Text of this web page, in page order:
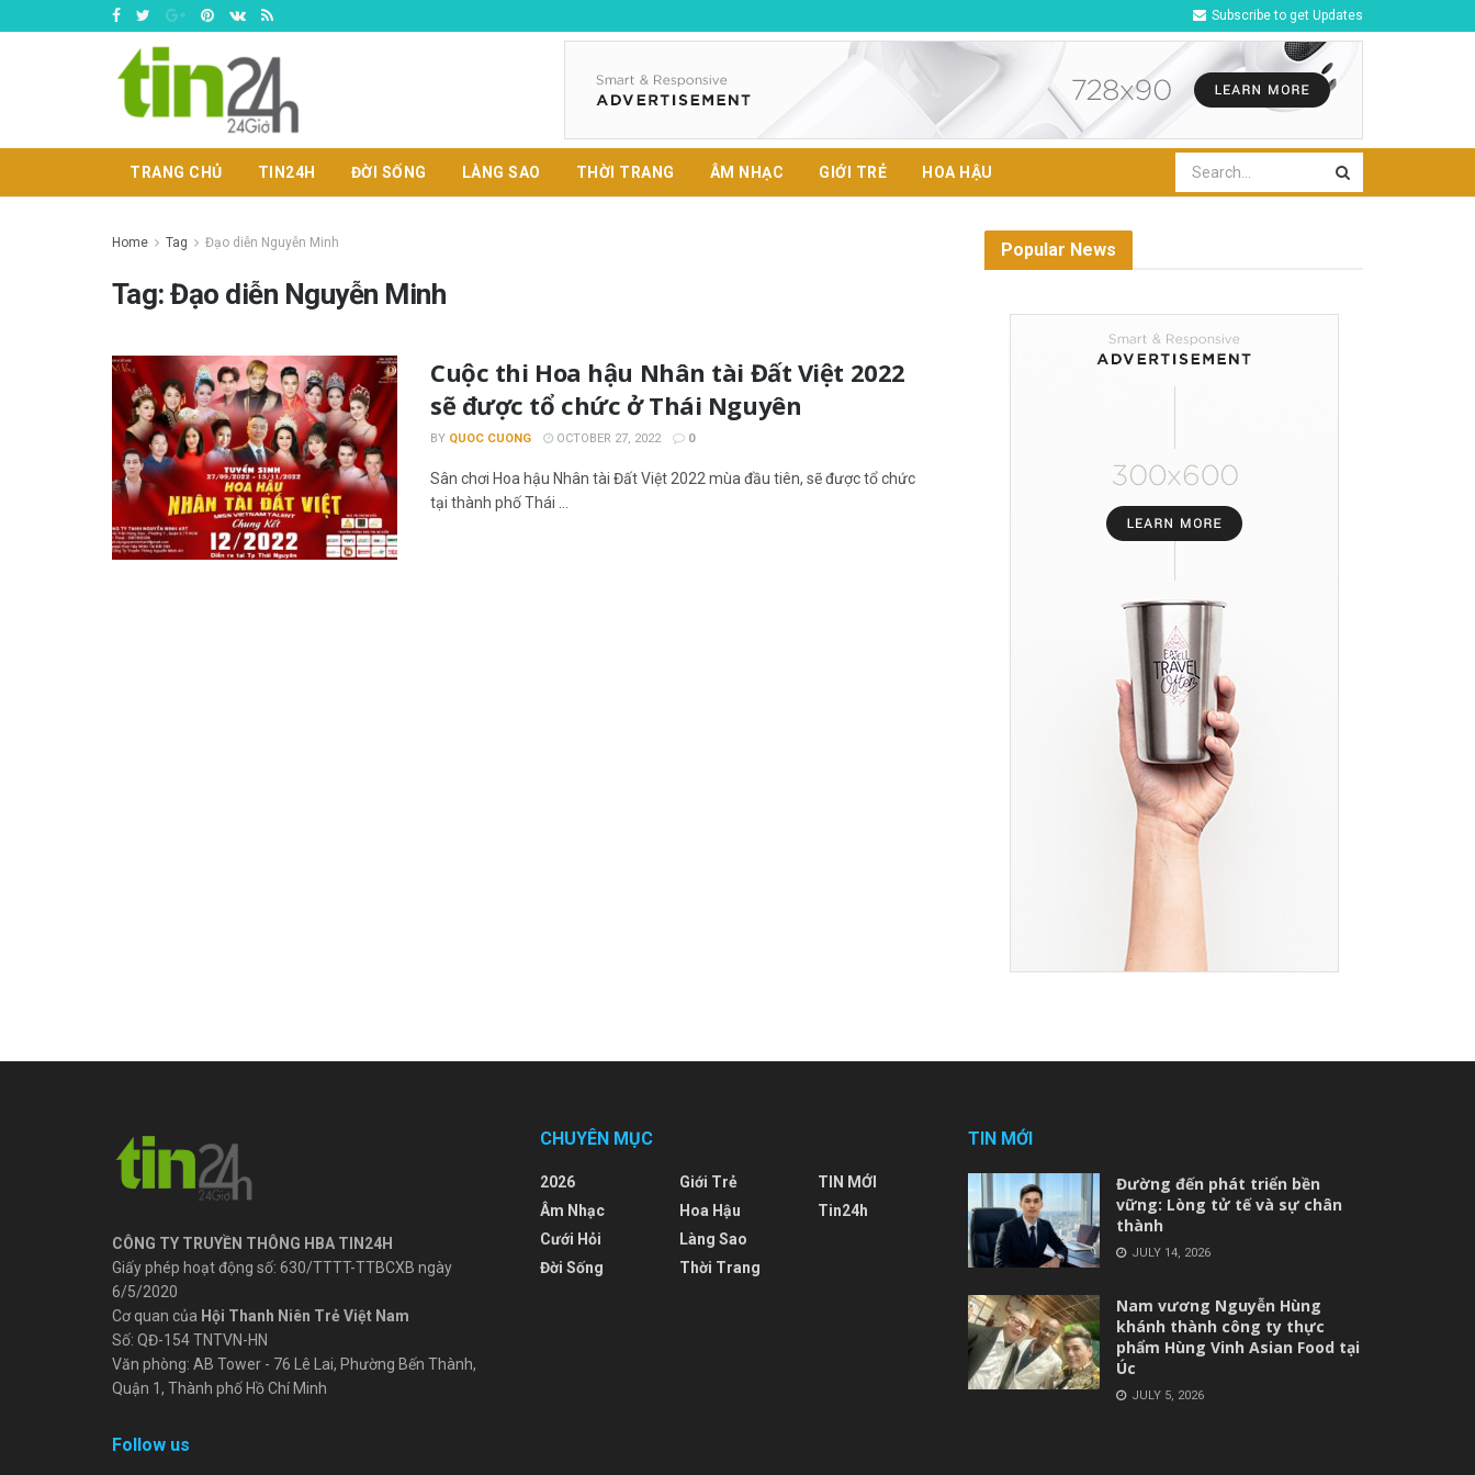
Subscribe to get Updates
TRANG CHỦ TIN24H ĐỜI SỐNG LÀNG SAO THỜI TRANG ÂM NHẠC GIỚI TRẺ HOA HẬU
Home Tag Đạo diễn Nguyễn Minh
Tag:Đạo diễn Nguyễn Minh
Cuộc thi Hoa hậu Nhân tài Đất Việt 2022
sẽ được tổ chức ở Thái Nguyên
BY QUOC CUONG OCTOBER 27, 2022 0
Sân chơi Hoa hậu Nhân tài Đất Việt 2022 mùa đầu tiên, sẽ được tổ chức
tại thành phố Thái ...
Popular News
CÔNG TY TRUYỀN THÔNG HBA TIN24H
Giấy phép hoạt động số: 630/TTTT-TTBCXB ngày
6/5/2020
Cơ quan của Hội Thanh Niên Trẻ Việt Nam
Số: QĐ-154 TNTVN-HN
Văn phòng: AB Tower - 76 Lê Lai, Phường Bến Thành,
Quận 1, Thành phố Hồ Chí Minh
Follow us
CHUYÊN MỤC
2026
Âm Nhạc
Cưới Hỏi
Đời Sống
Giới Trẻ
Hoa Hậu
Làng Sao
Thời Trang
TIN MỚI
Tin24h
TIN MỚI
Đường đến phát triển bền
vững: Lòng tử tế và sự chân
thành
JULY 14, 2026
Nam vương Nguyễn Hùng
khánh thành công ty thực
phẩm Hùng Vinh Asian Food tại
Úc
JULY 5, 2026